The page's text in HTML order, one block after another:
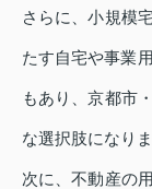
さらに、小規模
たす自宅や事業
もあり、京都市
な選択肢になりま
次に、不動産の